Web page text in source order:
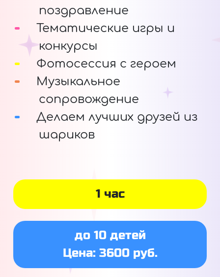
поздравление
Тематические игры и
конкурсы
Фотосессия с героем
Музыкальное
сопровождение
Делаем лучших друзей из
шариков
1 час
до 10 детей
Цена: 3600 руб.